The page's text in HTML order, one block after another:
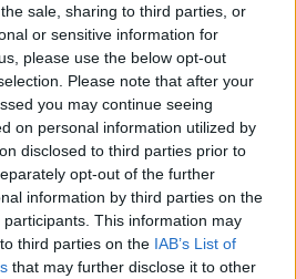
sale, sharing to third parties, or
or sensitive information for
please use the below opt-out
Please note that after your
you may continue seeing
on personal information utilized by
disclosed to third parties prior to
opt-out of the further
information by third parties on the
participants. This information may
third parties on the IAB’s List of
that may further disclose it to other
a létről és a társadalomról. .
akik fellázadtak az őket
ellen, alkotják a XX. századi
A művészet e másik
inspirált alkotók állnak,
a kortárs művészet mindent
hogy személyiségük egyre
lét dinamikájába.
Lennon, Frank Zappa,
Bruno Schulz, Mezei Mária,
szellemi örökségük jelenik meg